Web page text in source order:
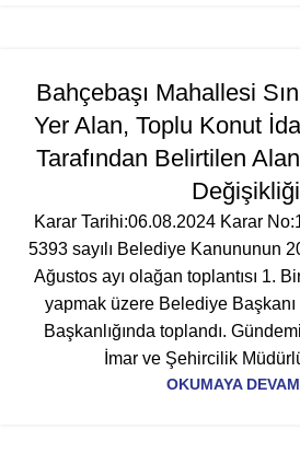
Bahçebaşı Mahallesi
Yer Alan, Toplu Konut
Tarafından Belirtilen
Değişikliği
Karar Tarihi:06.08.2024 Karar
5393 sayılı Belediye Kanununun
Ağustos ayı olağan toplantısı 1.
yapmak üzere Belediye Başkanı
Başkanlığında toplandı.
İmar ve Şehircilik
OKUMAYA